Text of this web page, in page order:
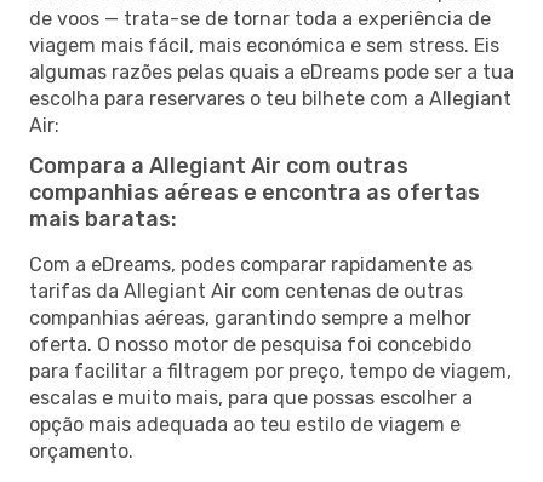
de voos — trata-se de tornar toda a experiência de
viagem mais fácil, mais económica e sem stress. Eis
algumas razões pelas quais a eDreams pode ser a tua
escolha para reservares o teu bilhete com a Allegiant
Air:
Compara a Allegiant Air com outras
companhias aéreas e encontra as ofertas
mais baratas:
Com a eDreams, podes comparar rapidamente as
tarifas da Allegiant Air com centenas de outras
companhias aéreas, garantindo sempre a melhor
oferta. O nosso motor de pesquisa foi concebido
para facilitar a filtragem por preço, tempo de viagem,
escalas e muito mais, para que possas escolher a
opção mais adequada ao teu estilo de viagem e
orçamento.